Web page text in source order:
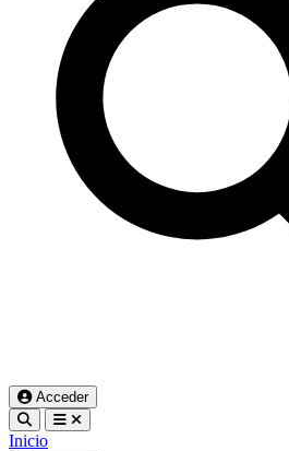
Acceder
Inicio